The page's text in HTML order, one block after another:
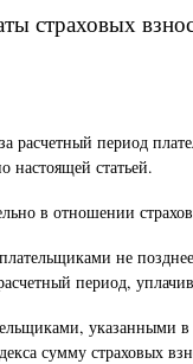
страховых
период
настоящей статьей.
в отношении
не
период,
указанными
сумму